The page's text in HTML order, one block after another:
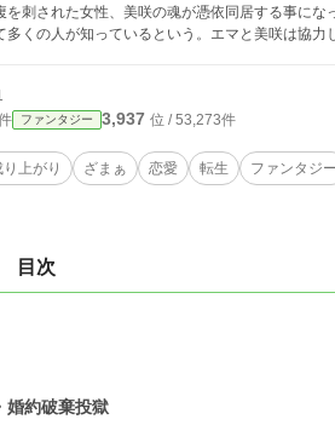
を刺された女性、美咲の魂が憑依同居する事に
くの人が知っているという。エマと美咲は協力
ファンタジー 3,937 位 / 53,273件
り上がり ざまぁ 恋愛 転生 ファンタジー
目次
婚約破棄投獄